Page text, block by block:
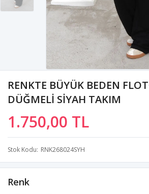
RENKTE BÜYÜK BEDEN
DÜĞMELİ SİYAH TAKIM
1.750,00 TL
Stok Kodu RNK268024SYH
Renk